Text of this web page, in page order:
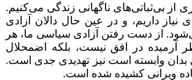
از بی‌ثباتی‌های ناگهانی زندگی می‌کنیم.
نیاز داریم، و در عین حال دالان آزادی
از دست رفتن آزادی سیاسی ما، هر
آرمیده در افق نیست، بلکه اضمحلال
بدان وابسته است نیز تهدیدی جدی است.
ویرانی کشیده شده است.